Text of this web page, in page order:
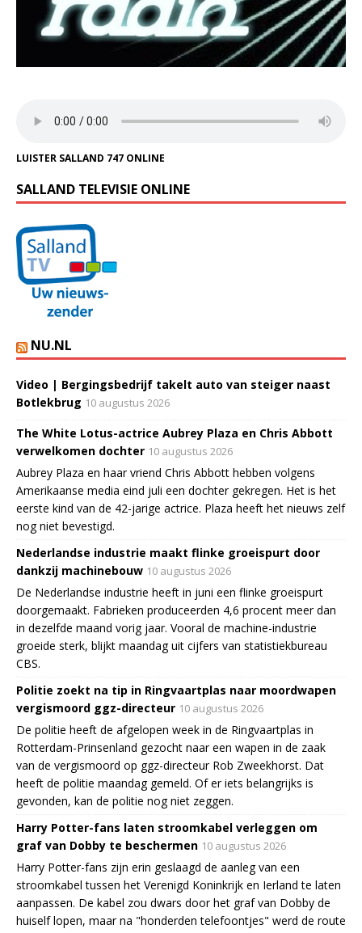
LUISTER SALLAND 747 ONLINE
SALLAND TELEVISIE ONLINE
NU.NL
Video | Bergingsbedrijf takelt auto van steiger naast
Botlekbrug 10 augustus 2026
The White Lotus-actrice Aubrey Plaza en Chris Abbott
verwelkomen dochter 10 augustus 2026
Aubrey Plaza en haar vriend Chris Abbott hebben volgens
Amerikaanse media eind juli een dochter gekregen. Het is het
eerste kind van de 42-jarige actrice. Plaza heeft het nieuws zelf
nog niet bevestigd.
Nederlandse industrie maakt flinke groeispurt door
dankzij machinebouw 10 augustus 2026
De Nederlandse industrie heeft in juni een flinke groeispurt
doorgemaakt. Fabrieken produceerden 4,6 procent meer dan
in dezelfde maand vorig jaar. Vooral de machine-industrie
groeide sterk, blijkt maandag uit cijfers van statistiekbureau
CBS.
Politie zoekt na tip in Ringvaartplas naar moordwapen
vergismoord ggz-directeur 10 augustus 2026
De politie heeft de afgelopen week in de Ringvaartplas in
Rotterdam-Prinsenland gezocht naar een wapen in de zaak
van de vergismoord op ggz-directeur Rob Zweekhorst. Dat
heeft de politie maandag gemeld. Of er iets belangrijks is
gevonden, kan de politie nog niet zeggen.
Harry Potter-fans laten stroomkabel verleggen om
graf van Dobby te beschermen 10 augustus 2026
Harry Potter-fans zijn erin geslaagd de aanleg van een
stroomkabel tussen het Verenigd Koninkrijk en Ierland te laten
aanpassen. De kabel zou dwars door het graf van Dobby de
huiself lopen, maar na "honderden telefoontjes" werd de route